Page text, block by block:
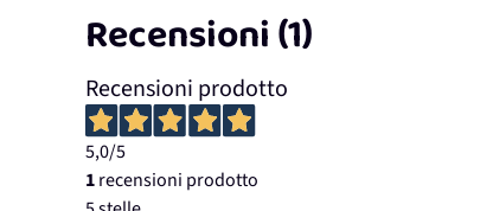
Recensioni (1)
Recensioni prodotto
5,0/5
1recensioni prodotto